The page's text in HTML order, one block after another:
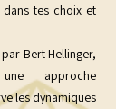
tes choix et
Bert Hellinger,
approche
les dynamiques